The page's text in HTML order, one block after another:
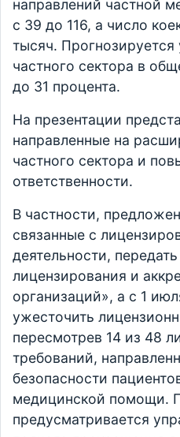
направлений частной
с 39 до 116, а число
тысяч. Прогнозируется
частного сектора в
до 31 процента.
На презентации
направленные на
частного сектора и
ответственности.
В частности,
связанные с
деятельности,
лицензирования и
организаций», а с 1
ужесточить
пересмотрев 14 из 48
требований,
безопасности
медицинской помощи.
предусматривается